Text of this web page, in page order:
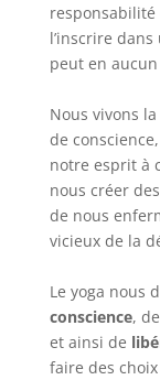
responsabilité
l’inscrire dans
peut en
Nous vivons
de
notre esprit à
nous créer
de nous
vicieux de la
Le yoga nous
conscience,
et ainsi de
faire des choix